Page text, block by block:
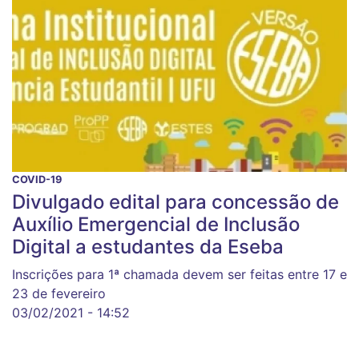
COVID-19
Divulgado edital para concessão de
Auxílio Emergencial de Inclusão
Digital a estudantes da Eseba
Inscrições para 1ª chamada devem ser feitas entre 17 e
23 de fevereiro
03/02/2021 - 14:52